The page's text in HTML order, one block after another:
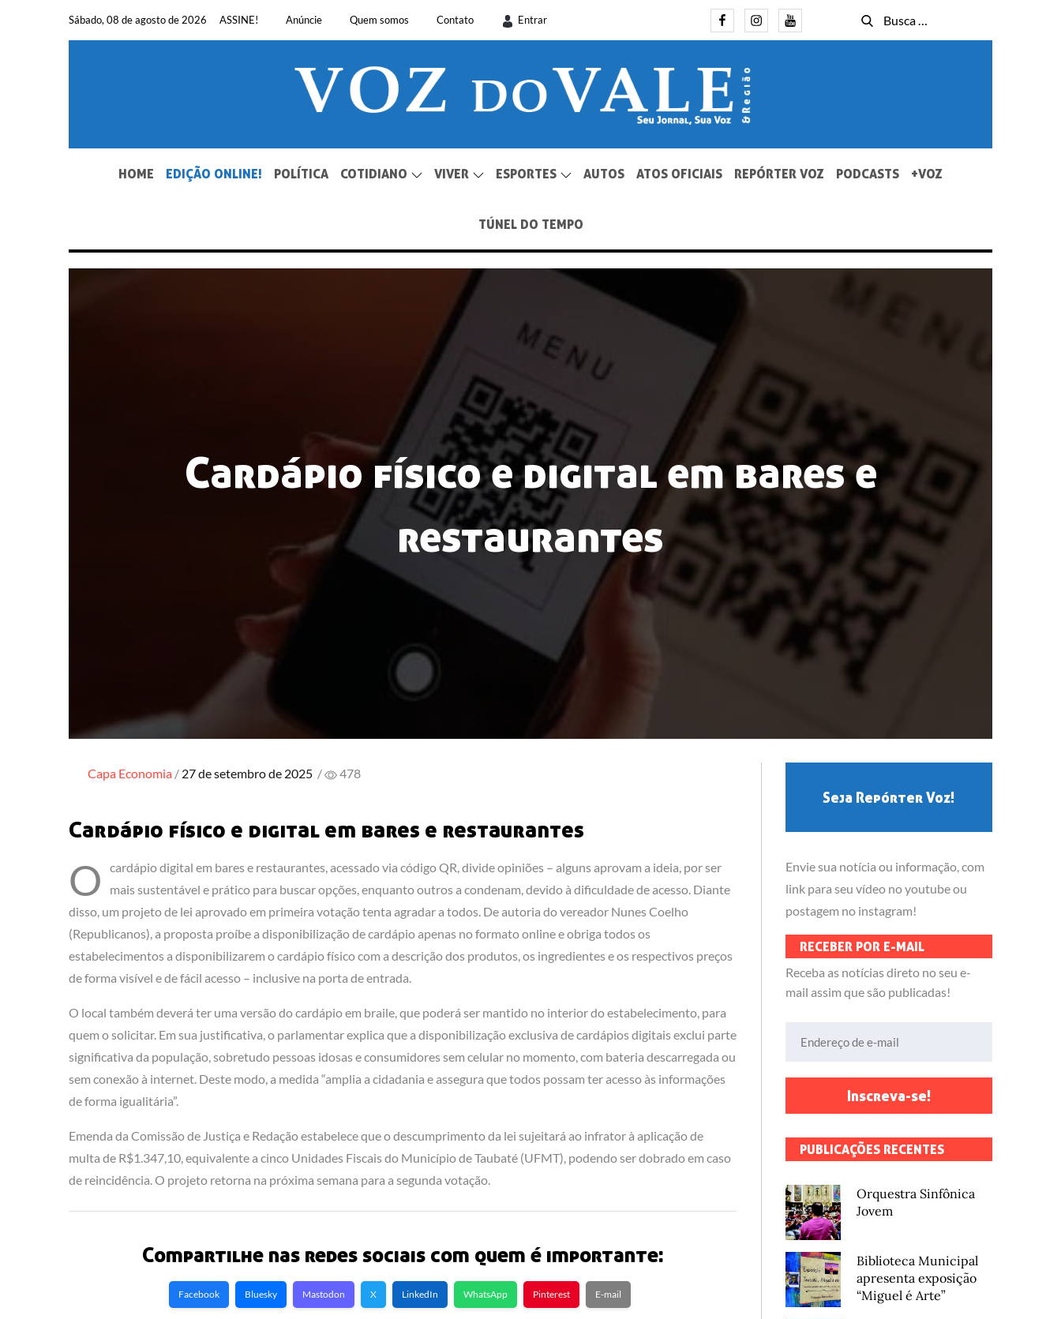
Sábado, 08 de agosto de 2026 ASSINE! Anúncie Quem somos Contato Entrar FacebookInstagramYoutube
Busca
for:
Busca
SEU JORNAL, SUA VOZ. DESDE 1948.
HOME EDIÇÃO ONLINE! POLÍTICA COTIDIANO VIVER ESPORTES AUTOS ATOS OFICIAIS REPÓRTER VOZ PODCASTS +VOZ
TÚNEL DO TEMPO
Cardápio físico e digital em bares e
restaurantes
Capa Economia Posted
27 de setembro de 2025 / 478
Cardápio físico e digital em bares e restaurantes
O
cardápio digital em bares e restaurantes, acessado via código QR, divide opiniões – alguns aprovam a ideia, por ser
mais sustentável e prático para buscar opções, enquanto outros a condenam, devido à dificuldade de acesso. Diante
disso, um projeto de lei aprovado em primeira votação tenta agradar a todos. De autoria do vereador Nunes Coelho
(Republicanos), a proposta proíbe a disponibilização de cardápio apenas no formato online e obriga todos os
estabelecimentos a disponibilizarem o cardápio físico com a descrição dos produtos, os ingredientes e os respectivos preços
de forma visível e de fácil acesso – inclusive na porta de entrada.
O local também deverá ter uma versão do cardápio em braile, que poderá ser mantido no interior do estabelecimento, para
quem o solicitar. Em sua justificativa, o parlamentar explica que a disponibilização exclusiva de cardápios digitais exclui parte
significativa da população, sobretudo pessoas idosas e consumidores sem celular no momento, com bateria descarregada ou
sem conexão à internet. Deste modo, a medida “amplia a cidadania e assegura que todos possam ter acesso às informações
de forma igualitária”.
Emenda da Comissão de Justiça e Redação estabelece que o descumprimento da lei sujeitará ao infrator à aplicação de
multa de R$1.347,10, equivalente a cinco Unidades Fiscais do Município de Taubaté (UFMT), podendo ser dobrado em caso
de reincidência. O projeto retorna na próxima semana para a segunda votação.
Compartilhe nas redes sociais com quem é importante:
Facebook Bluesky Mastodon X LinkedIn WhatsApp Pinterest E-mail
Seja Repórter Voz!
Envie sua notícia ou informação, com
link para seu vídeo no youtube ou
postagem no instagram!
RECEBER POR E-MAIL
Receba as notícias direto no seu e-
mail assim que são publicadas!
Inscreva-se!
PUBLICAÇÕES RECENTES
Orquestra Sinfônica
Jovem
Biblioteca Municipal
apresenta exposição
“Miguel é Arte”